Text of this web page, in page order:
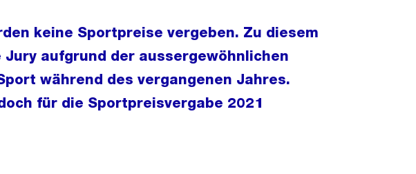
keine Sportpreise vergeben. Zu diesem
aufgrund der aussergewöhnlichen
während des vergangenen Jahres.
für die Sportpreisvergabe 2021